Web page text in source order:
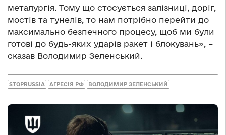
металургія. Тому що стосується залізниці, доріг,
мостів та тунелів, то нам потрібно перейти до
максимально безпечного процесу, щоб ми були
готові до будь-яких ударів ракет і блокувань», –
сказав Володимир Зеленський.
STOPRUSSIA АГРЕСІЯ РФ ВОЛОДИМИР ЗЕЛЕНСЬКИЙ